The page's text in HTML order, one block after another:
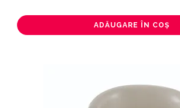
ADĂUGARE ÎN COȘ